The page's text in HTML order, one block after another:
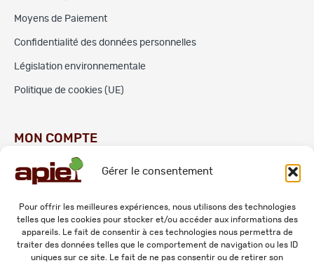
Gérer le consentement
Pour offrir les meilleures expériences, nous utilisons des technologies
telles que les cookies pour stocker et/ou accéder aux informations des
appareils. Le fait de consentir à ces technologies nous permettra de
traiter des données telles que le comportement de navigation ou les ID
uniques sur ce site. Le fait de ne pas consentir ou de retirer son
Moyens de Paiement
Confidentialité des données personnelles
Législation environnementale
Politique de cookies (UE)
MON COMPTE
Commandes
Adresses
Mes informations personnelles